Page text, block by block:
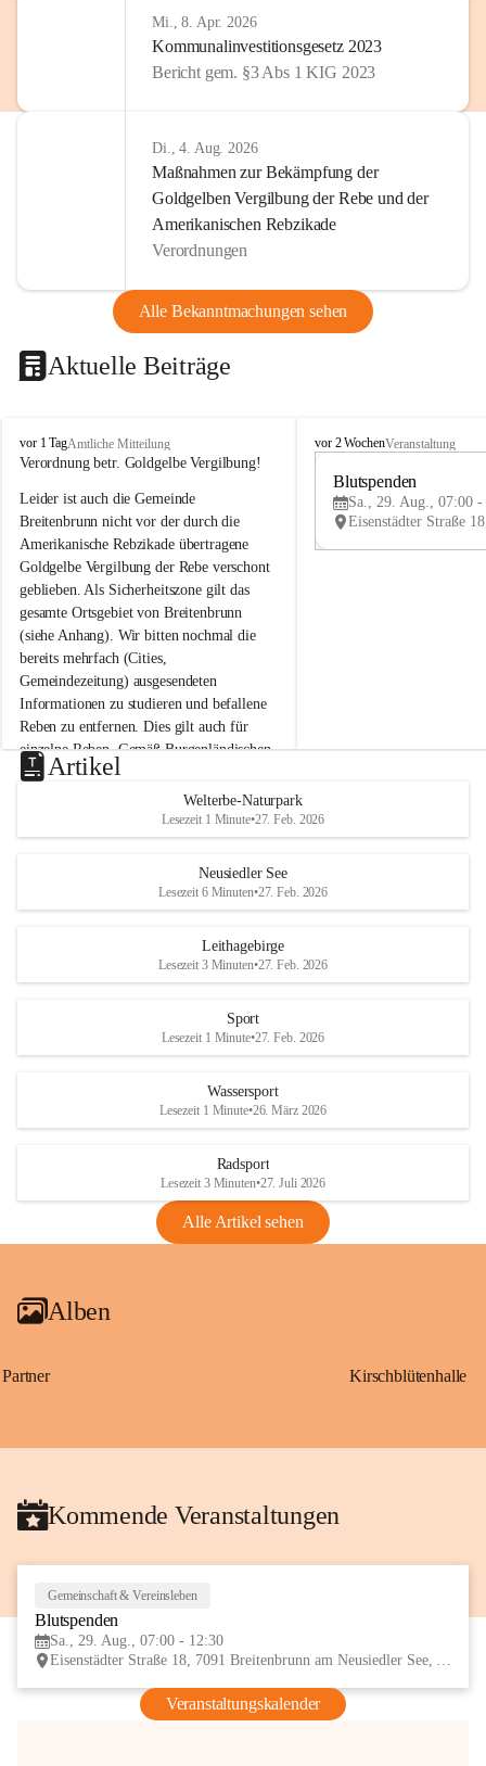
Mi., 8. Apr. 2026
Kommunalinvestitionsgesetz 2023
Bericht gem. §3 Abs 1 KIG 2023
Di., 4. Aug. 2026
Maßnahmen zur Bekämpfung der
Goldgelben Vergilbung der Rebe und der
Amerikanischen Rebzikade
Verordnungen
Alle Bekanntmachungen sehen
Aktuelle Beiträge
B
r
i
t
e
n
b
r
u
n
n
a
m
N
e
u
s
d
S
vor 1 TagAmtliche Mitteilung
Verordnung betr. Goldgelbe Vergilbung!
Leider ist auch die Gemeinde
Breitenbrunn nicht vor der durch die
Amerikanische Rebzikade übertragene
Goldgelbe Vergilbung der Rebe verschont
geblieben. Als Sicherheitszone gilt das
gesamte Ortsgebiet von Breitenbrunn
(siehe Anhang). Wir bitten nochmal die
bereits mehrfach (Cities,
Gemeindezeitung) ausgesendeten
Informationen zu studieren und befallene
Reben zu entfernen. Dies gilt auch für
einzelne Reben. Gemäß Burgenländischen
Weinbaugesetz sind nicht gepflegte oder
unzulässige Weingärten zu roden! Bitte
helfen wir zusammen um unsere Winzer
vor den prognostizierten Ernteausfällen
und den daraus folgenden wirtschaftlichen
Maßnahmen zur Bekämpfung
Rebe und der Amerikanischen
Anhang VBl. EU Nr. 18
1 Seite•1,4 MB
VBl. EU Nr. 18_2026
B
e
u
e
d
r
S
vor 2 WochenVeranstaltung
Blutspenden
Sa., 29. Aug., 07:00 -
Artikel
Welterbe-Naturpark
Lesezeit 1 Minute•27. Feb. 2026
Neusiedler See
Lesezeit 6 Minuten•27. Feb. 2026
Leithagebirge
Lesezeit 3 Minuten•27. Feb. 2026
Sport
Lesezeit 1 Minute•27. Feb. 2026
Wassersport
Lesezeit 1 Minute•26. März 2026
Radsport
Lesezeit 3 Minuten•27. Juli 2026
Alle Artikel sehen
Alben
Partner Kirschblütenhalle
Kommende Veranstaltungen
Gemeinschaft & Vereinsleben
Blutspenden
Sa., 29. Aug., 07:00 - 12:30
Eisenstädter Straße 18, 7091 Breitenbrunn am Neusiedler See, AUT
Veranstaltungskalender